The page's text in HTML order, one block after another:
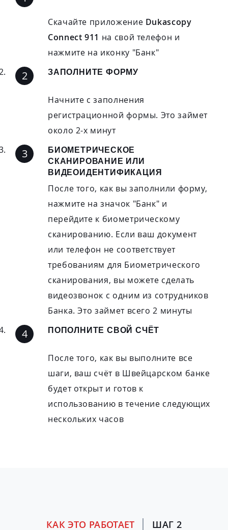
Скачайте приложение Dukascopy
Connect 911 на свой телефон и
нажмите на иконку "Банк"
ЗАПОЛНИТЕ ФОРМУ
Начните с заполнения
регистрационной формы. Это займет
около 2-х минут
БИОМЕТРИЧЕСКОЕ
СКАНИРОВАНИЕ ИЛИ
ВИДЕОИДЕНТИФИКАЦИЯ
После того, как вы заполнили форму,
нажмите на значок "Банк" и
перейдите к биометрическому
сканированию. Если ваш документ
или телефон не соответствует
требованиям для Биометрического
сканирования, вы можете сделать
видеозвонок с одним из сотрудников
Банка. Это займет всего 2 минуты
ПОПОЛНИТЕ СВОЙ СЧЁТ
После того, как вы выполните все
шаги, ваш счёт в Швейцарском банке
будет открыт и готов к
использованию в течение следующих
нескольких часов
КАК ЭТО РАБОТАЕТ ШАГ 2